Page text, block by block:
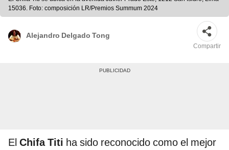
15036. Foto: composición LR/Premios Summum 2024
Alejandro Delgado Tong
Compartir
El Chifa Titi ha sido reconocido como el mejor